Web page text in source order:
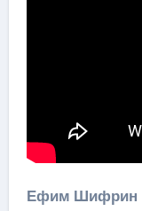
Ефим Шифрин